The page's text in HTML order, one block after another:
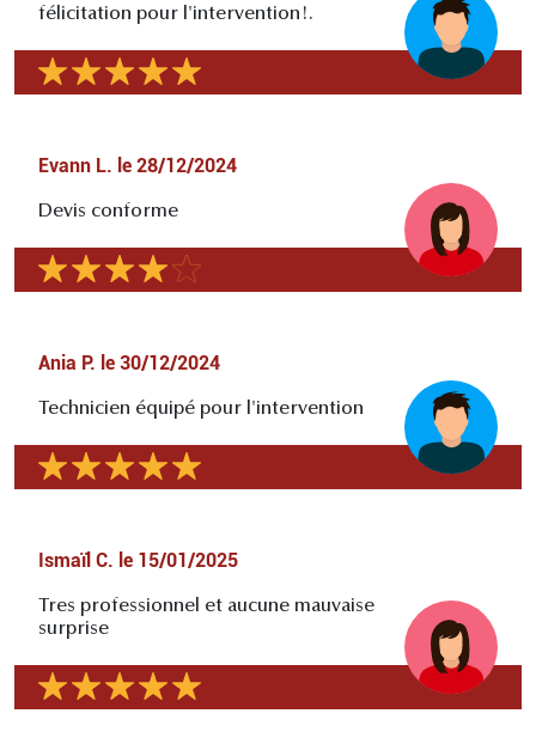
félicitation pour l'intervention!.
Evann L. le 28/12/2024
Devis conforme
Ania P. le 30/12/2024
Technicien équipé pour l'intervention
Ismaïl C. le 15/01/2025
Tres professionnel et aucune mauvaise
surprise